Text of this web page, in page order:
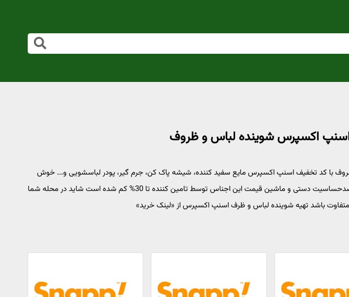
با کد تخفیف اسنپ اکسپرس مایع سفید کننده، شیشه پاک کن، جرم گیر، پودر لباسشویی و... خوش
رایحه، ضدالکتریسیته و ضدحساسیت دستی و ماشین قیمت این اجناس توسط تامین کننده تا 30% کم شده است شاید در محله شما
باشد تهیه شوینده لباس و ظرف اسنپ اکسپرس از «لینک خرید»